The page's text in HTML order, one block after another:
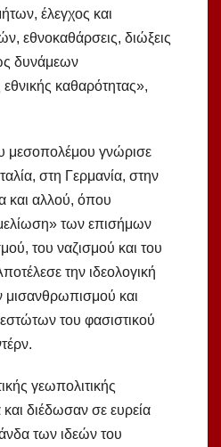
έλεγχος και
εθνοκαθάρσεις, διώξεις
δυνάμεων
καθαρότητας»,
μεσοπολέμου γνώρισε
στη Γερμανία, στην
και αλλού, όπου
των επισήμων
του ναζισμού και του
την ιδεολογική
και
του φασιστικού
γεωπολιτικής
διέδωσαν σε ευρεία
των ιδεών του